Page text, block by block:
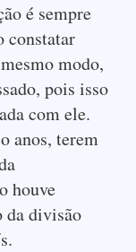
é sempre
constatar
modo,
pois isso
com ele.
anos, terem
houve
da divisão